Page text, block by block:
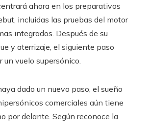
ahora en los preparativos
incluidas las pruebas del motor
integrados. Después de su
y aterrizaje, el siguiente paso
un vuelo supersónico.
dado un nuevo paso, el sueño
comerciales aún tiene
por delante. Según reconoce la